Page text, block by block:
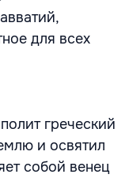
для всех
греческий
и освятил
собой венец